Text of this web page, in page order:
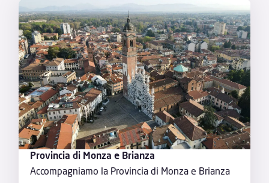
Provincia di Monza e Brianza
Accompagniamo la Provincia di Monza e Brianza